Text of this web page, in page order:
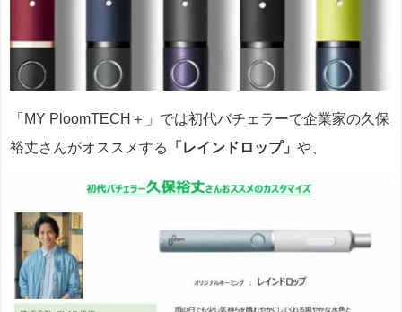
「MY PloomTECH＋」では初代バチェラーで企業家の久保
裕丈さんがオススメする
「レインドロップ」 や、